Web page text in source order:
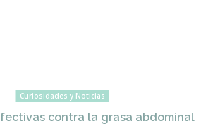
Curiosidades y Noticias
contra la grasa abdominal